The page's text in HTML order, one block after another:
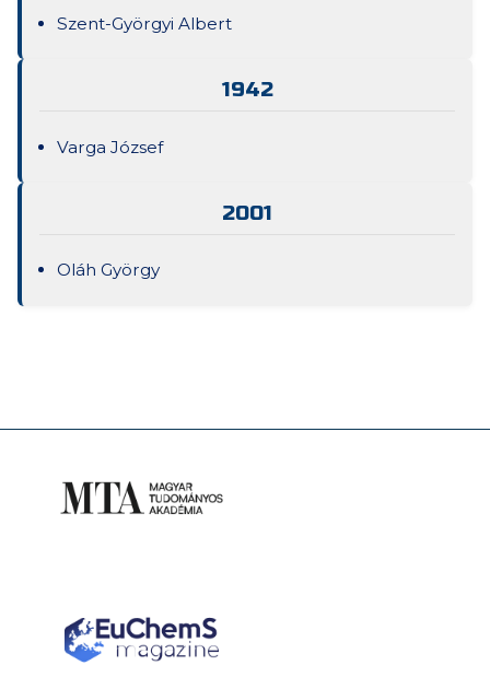
Szent-Györgyi Albert
1942
Varga József
2001
Oláh György